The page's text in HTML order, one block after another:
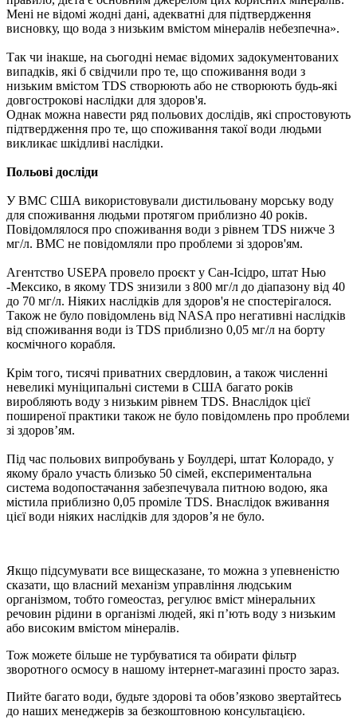
Мені не відомі жодні дані, адекватні для підтвердження
висновку, що вода з низьким вмістом мінералів небезпечна».
Так чи інакше, на сьогодні немає відомих задокументованих
випадків, які б свідчили про те, що споживання води з
низьким вмістом TDS створюють або не створюють будь-які
довгострокові наслідки для здоров'я.
Однак можна навести ряд польових дослідів, які спростовують
підтвердження про те, що споживання такої води людьми
викликає шкідливі наслідки.
Польові досліди
У ВМС США використовували дистильовану морську воду
для споживання людьми протягом приблизно 40 років.
Повідомлялося про споживання води з рівнем TDS нижче 3
мг/л. ВМС не повідомляли про проблеми зі здоров'ям.
Агентство USEPA провело проєкт у Сан-Ісідро, штат Нью
-Мексико, в якому TDS знизили з 800 мг/л до діапазону від 40
до 70 мг/л. Ніяких наслідків для здоров'я не спостерігалося.
Також не було повідомлень від NASA про негативні наслідків
від споживання води із TDS приблизно 0,05 мг/л на борту
космічного корабля.
Крім того, тисячі приватних свердловин, а також численні
невеликі муніципальні системи в США багато років
виробляють воду з низьким рівнем TDS. Внаслідок цієї
поширеної практики також не було повідомлень про проблеми
зі здоров’ям.
Під час польових випробувань у Боулдері, штат Колорадо, у
якому брало участь близько 50 сімей, експериментальна
система водопостачання забезпечувала питною водою, яка
містила приблизно 0,05 проміле TDS. Внаслідок вживання
цієї води ніяких наслідків для здоров’я не було.
Якщо підсумувати все вищесказане, то можна з упевненістю
сказати, що власний механізм управління людським
організмом, тобто гомеостаз, регулює вміст мінеральних
речовин рідини в організмі людей, які п’ють воду з низьким
або високим вмістом мінералів.
Тож можете більше не турбуватися та обирати фільтр
зворотного осмосу в нашому інтернет-магазині просто зараз.
Пийте багато води, будьте здорові та обов’язково звертайтесь
до наших менеджерів за безкоштовною консультацією.